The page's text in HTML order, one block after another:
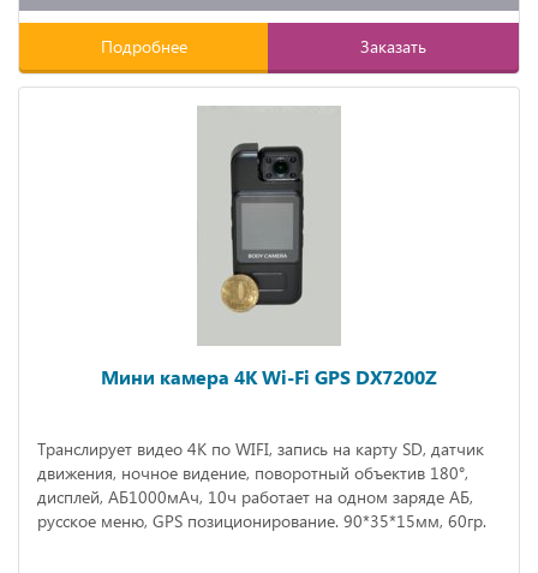
Подробнее Заказать
Мини камера 4K Wi-Fi GPS DX7200Z
Транслирует видео 4К по WIFI, запись на карту SD, датчик
движения, ночное видение, поворотный объектив 180°,
дисплей, АБ1000мАч, 10ч работает на одном заряде АБ,
русское меню, GPS позиционирование. 90*35*15мм, 60гр.